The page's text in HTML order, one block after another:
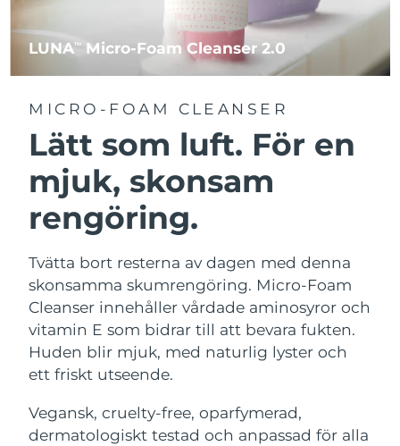
LUNATM Micro-Foam Cleanser 2.0
MICRO-FOAM CLEANSER
Lätt som luft. För en
mjuk, skonsam
rengöring.
Tvätta bort resterna av dagen med denna
skonsamma skumrengöring. Micro-Foam
Cleanser innehåller vårdade aminosyror och
vitamin E som bidrar till att bevara fukten.
Huden blir mjuk, med naturlig lyster och
ett friskt utseende.
Vegansk, cruelty-free, oparfymerad,
dermatologiskt testad och anpassad för alla